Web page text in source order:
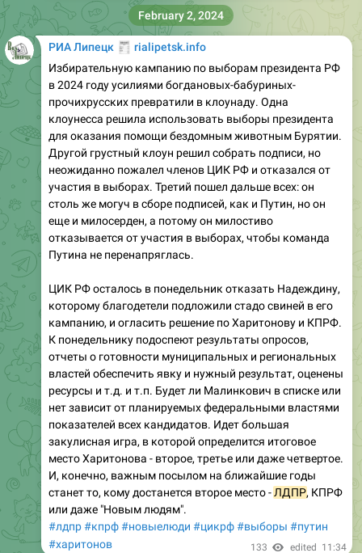
РИА Липецк
🧾rialipetsk.info
Избирательную кампанию по выборам президента РФ
в 2024 году усилиями богдановых-бабуриных-
прочихрусских превратили в клоунаду. Одна
клоунесса решила использовать выборы президента
для оказания помощи бездомным животным Бурятии.
Другой грустный клоун решил собрать подписи, но
неожиданно пожалел членов ЦИК РФ и отказался от
участия в выборах. Третий пошел дальше всех: он
столь же могуч в сборе подписей, как и Путин, но он
еще и милосерден, а потому он милостиво
отказывается от участия в выборах, чтобы команда
Путина не перенапряглась.
ЦИК РФ осталось в понедельник отказать Надеждину,
которому благодетели подложили стадо свиней в его
кампанию, и огласить решение по Харитонову и КПРФ.
К понедельнику подоспеют результаты опросов,
отчеты о готовности муниципальных и региональных
властей обеспечить явку и нужный результат, оценены
ресурсы и т.д. и т.п. Будет ли Малинкович в списке или
нет зависит от планируемых федеральными властями
показателей всех кандидатов. Идет большая
закулисная игра, в которой определится итоговое
место Харитонова - второе, третье или даже четвертое.
И, конечно, важным посылом на ближайшие годы
станет то, кому достанется второе место - ЛДПР, КПРФ
или даже "Новым людям".
#лдпр#кпрф#новыелюди #цикрф#выборы #путин
#харитонов
133 edited 11:34
February 2, 2024